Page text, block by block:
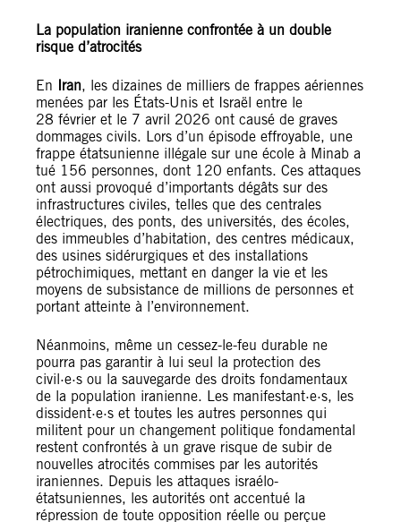
La population iranienne confrontée à un double
risque d’atrocités
En Iran, les dizaines de milliers de frappes aériennes
menées par les États-Unis et Israël entre le
28 février et le 7 avril 2026 ont causé de graves
dommages civils. Lors d’un épisode effroyable, une
frappe étatsunienne illégale sur une école à Minab a
tué 156 personnes, dont 120 enfants. Ces attaques
ont aussi provoqué d’importants dégâts sur des
infrastructures civiles, telles que des centrales
électriques, des ponts, des universités, des écoles,
des immeubles d’habitation, des centres médicaux,
des usines sidérurgiques et des installations
pétrochimiques, mettant en danger la vie et les
moyens de subsistance de millions de personnes et
portant atteinte à l’environnement.
Néanmoins, même un cessez-le-feu durable ne
pourra pas garantir à lui seul la protection des
civil·e·s ou la sauvegarde des droits fondamentaux
de la population iranienne. Les manifestant·e·s, les
dissident·e·s et toutes les autres personnes qui
militent pour un changement politique fondamental
restent confrontés à un grave risque de subir de
nouvelles atrocités commises par les autorités
iraniennes. Depuis les attaques israélo-
étatsuniennes, les autorités ont accentué la
répression de toute opposition réelle ou perçue